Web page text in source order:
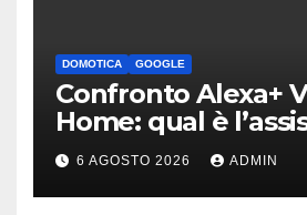
DOMOTICA GOOGLE
Confronto Alexa+
Home: qual è
migliore | Video
6 AGOSTO 2026 ADMIN